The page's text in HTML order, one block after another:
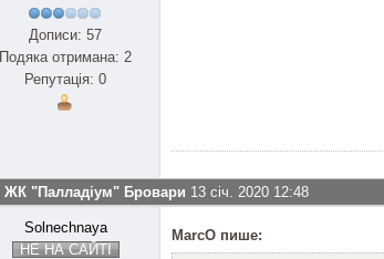
Дописи: 57
Подяка отримана: 2
Репутація: 0
ЖК "Палладіум" Бровари 13 січ. 2020 12:48
Solnechnaya
НЕ НА САЙТІ
MarcO пише: